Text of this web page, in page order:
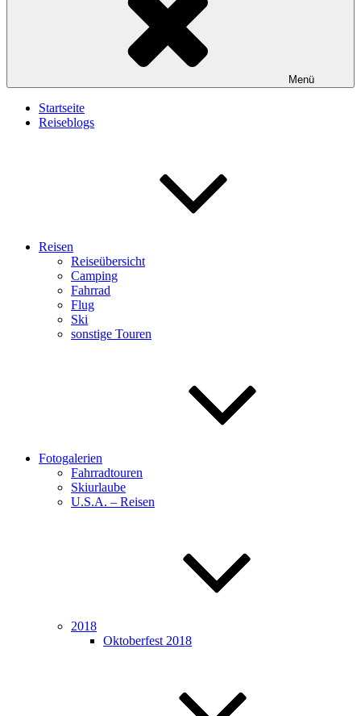
Menü
Startseite
Reiseblogs
Reisen
Reiseübersicht
Camping
Fahrrad
Flug
Ski
sonstige Touren
Fotogalerien
Fahrradtouren
Skiurlaube
U.S.A. – Reisen
2018
Oktoberfest 2018